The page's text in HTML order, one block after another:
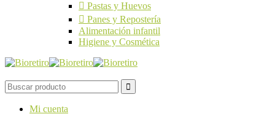
Pastas y Huevos
Panes y Repostería
Alimentación infantil
Higiene y Cosmética
Mi cuenta